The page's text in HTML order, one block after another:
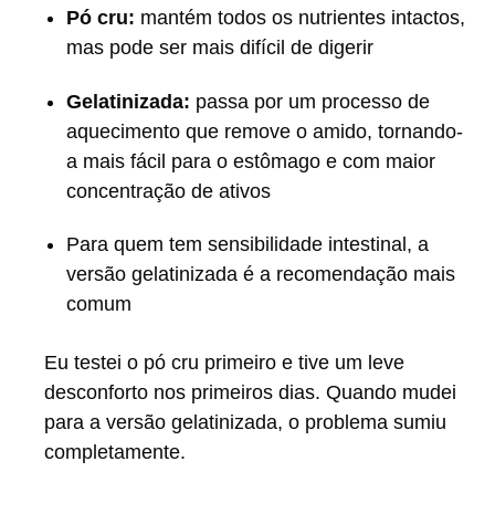
Pó cru: mantém todos os nutrientes intactos,
mas pode ser mais difícil de digerir
Gelatinizada: passa por um processo de
aquecimento que remove o amido, tornando-
a mais fácil para o estômago e com maior
concentração de ativos
Para quem tem sensibilidade intestinal, a
versão gelatinizada é a recomendação mais
comum
Eu testei o pó cru primeiro e tive um leve
desconforto nos primeiros dias. Quando mudei
para a versão gelatinizada, o problema sumiu
completamente.